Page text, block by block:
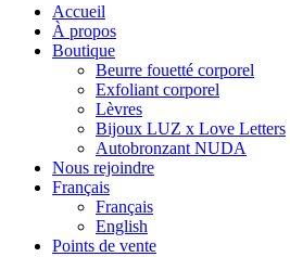
Accueil
À propos
Boutique
Beurre fouetté corporel
Exfoliant corporel
Lèvres
Bijoux LUZ x Love Letters
Autobronzant NUDA
Nous rejoindre
Français
Français
English
Points de vente